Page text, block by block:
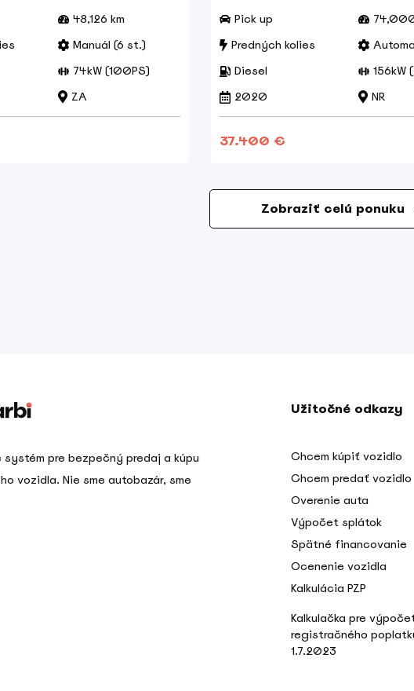
48,126 km
Manuál (6 st.)
74kW (100PS)
ZA
Pick up
Predných kolies
Diesel
156kW
2020
NR
37.400 €
Zobraziť celú ponuku
systém pre bezpečný predaj a kúpu
vozidla. Nie sme autobazár, sme
Užitočné odkazy
Chcem kúpiť vozidlo
Chcem predať vozidlo
Overenie auta
Výpočet splátok
Spätné financovanie
Ocenenie vozidla
Kalkulácia PZP
Kalkulačka pre
registračného
1.7.2023